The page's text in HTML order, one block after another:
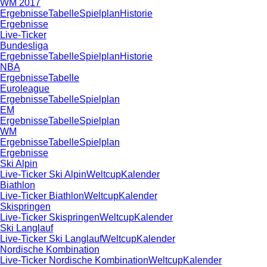
WM 2017
ErgebnisseTabelleSpielplanHistorie
Ergebnisse
Live-Ticker
Bundesliga
ErgebnisseTabelleSpielplanHistorie
NBA
ErgebnisseTabelle
Euroleague
ErgebnisseTabelleSpielplan
EM
ErgebnisseTabelleSpielplan
WM
ErgebnisseTabelleSpielplan
Ergebnisse
Ski Alpin
Live-Ticker Ski AlpinWeltcupKalender
Biathlon
Live-Ticker BiathlonWeltcupKalender
Skispringen
Live-Ticker SkispringenWeltcupKalender
Ski Langlauf
Live-Ticker Ski LanglaufWeltcupKalender
Nordische Kombination
Live-Ticker Nordische KombinationWeltcupKalender